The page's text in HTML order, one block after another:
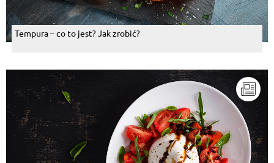
Tempura – co to jest? Jak zrobić?